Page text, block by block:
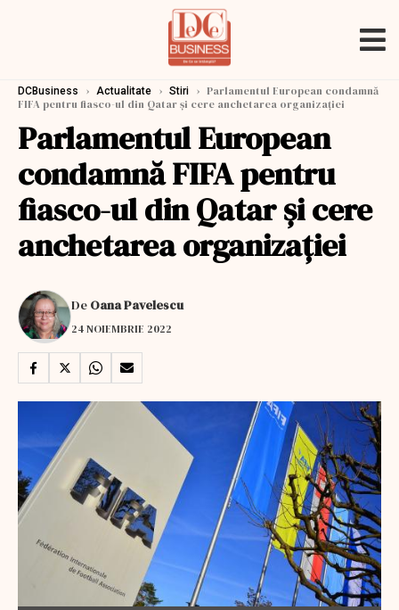
DCBusiness › Actualitate › Stiri › Parlamentul European condamnă
FIFA pentru fiasco-ul din Qatar și cere anchetarea organizației
Parlamentul European
condamnă FIFA pentru
fiasco-ul din Qatar și cere
anchetarea organizației
De Oana Pavelescu
24 NOIEMBRIE 2022